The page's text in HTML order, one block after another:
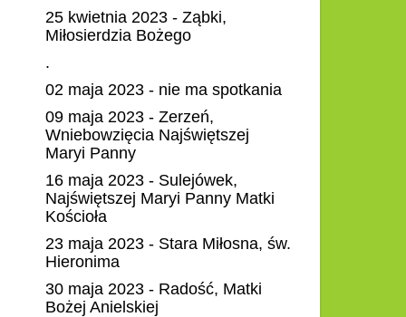
25 kwietnia 2023 - Ząbki,
Miłosierdzia Bożego
.
02 maja 2023 - nie ma spotkania
09 maja 2023 - Zerzeń,
Wniebowzięcia Najświętszej
Maryi Panny
16 maja 2023 - Sulejówek,
Najświętszej Maryi Panny Matki
Kościoła
23 maja 2023 - Stara Miłosna, św.
Hieronima
30 maja 2023 - Radość, Matki
Bożej Anielskiej